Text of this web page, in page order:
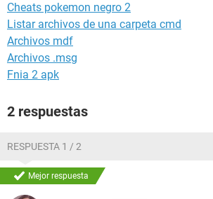
Cheats pokemon negro 2
Listar archivos de una carpeta cmd
Archivos mdf
Archivos .msg
Fnia 2 apk
2 respuestas
RESPUESTA 1 / 2
Mejor respuesta